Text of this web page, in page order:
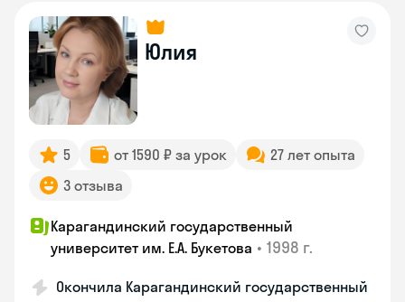
Юлия
5 от 1590 ₽ за урок
27 лет опыта
3 отзыва
Карагандинский государственный
университет им. Е.А. Букетова • 1998 г.
Окончила Карагандинский государственный